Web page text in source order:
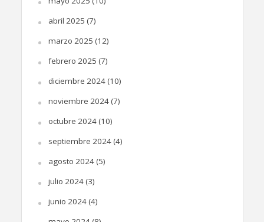
abril 2025 (7)
marzo 2025 (12)
febrero 2025 (7)
diciembre 2024(10)
noviembre 2024(7)
octubre 2024(10)
septiembre 2024(4)
agosto 2024(5)
julio 2024(3)
junio 2024(4)